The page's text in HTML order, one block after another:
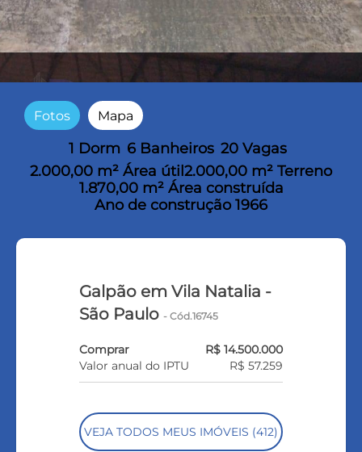
Fotos Mapa
1 Dorm 6 Banheiros 20 Vagas
2.000,00 m² Área útil 2.000,00 m² Terreno
1.870,00 m² Área construída
Ano de construção 1966
Galpão em Vila Natalia -
São Paulo - Cód.16745
Comprar
R$ 14.500.000
Valor anual do IPTU
R$ 57.259
VEJA TODOS MEUS IMÓVEIS (412)